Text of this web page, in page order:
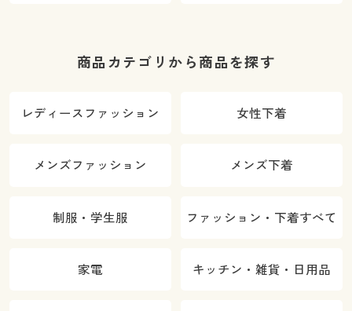
商品カテゴリから商品を探す
レディースファッション 女性下着
メンズファッション メンズ下着
制服・学生服 ファッション・下着すべて
家電 キッチン・雑貨・日用品